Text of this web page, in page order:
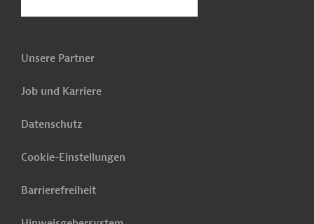
Unsere Partner
Job und Karriere
Datenschutz
Cookie-Einstellungen
Barrierefreiheit